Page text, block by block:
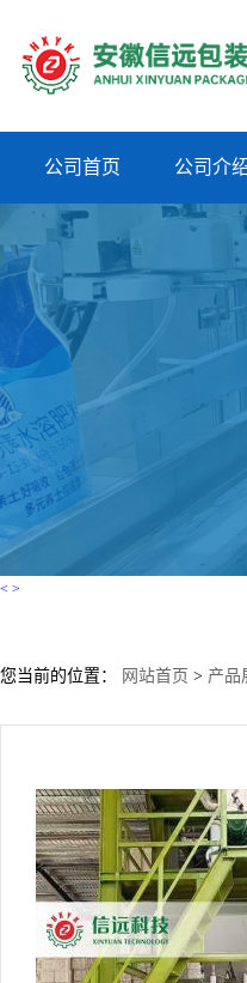
公司首页 公司介
< >
您当前的位置： 网站首页 > 产品